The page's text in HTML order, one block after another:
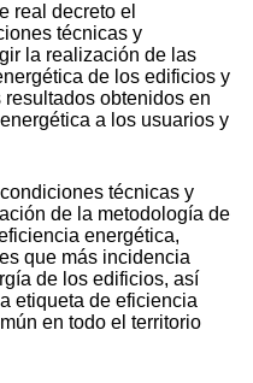
real decreto el
técnicas y
la realización de las
de los edificios y
resultados obtenidos en
a los usuarios y
técnicas y
de la metodología de
energética,
que más incidencia
de los edificios, así
etiqueta de eficiencia
en todo el territorio